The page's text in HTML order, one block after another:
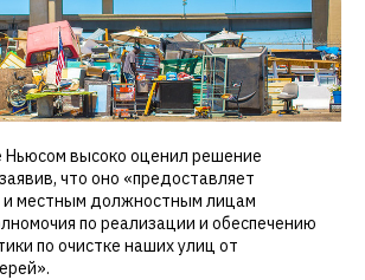
высоко оценил решение
что оно «предоставляет
и местным должностным лицам
по реализации и обеспечению
по очистке наших улиц от